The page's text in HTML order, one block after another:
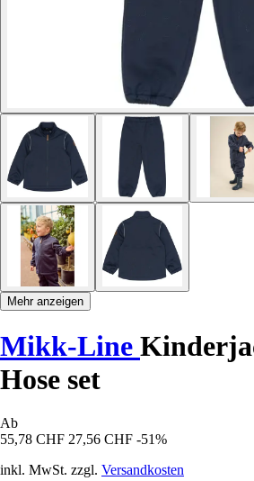
Mehr anzeigen
Mikk-Line
Hose set
Ab
55,78 CHF 27,56 CHF -51%
inkl. MwSt. zzgl. Versandkosten